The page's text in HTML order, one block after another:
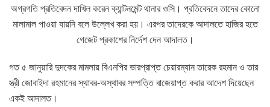
অগ্রগতি প্রতিবেদন দাখিল করেন ক্যান্টনমেন্ট থানার ওসি। প্রতিবেদনে তাদের কোনো
মালামাল পাওয়া যায়নি বলে উল্লেখ করা হয়। এরপর তাদেরকে আদালতে হাজির হতে
গেজেট প্রকাশের নির্দেশ দেন আদালত।
গত ৫ জানুয়ারি দুদকের মামলায় বিএনপির ভারপ্রাপ্ত চেয়ারম্যান তারেক রহমান ও তার
স্ত্রী জোবাইদা রহমানের স্থাবর-অস্থাবর সম্পত্তি বাজেয়াপ্ত করার আদেশ দিয়েছেন
একই আদালত।